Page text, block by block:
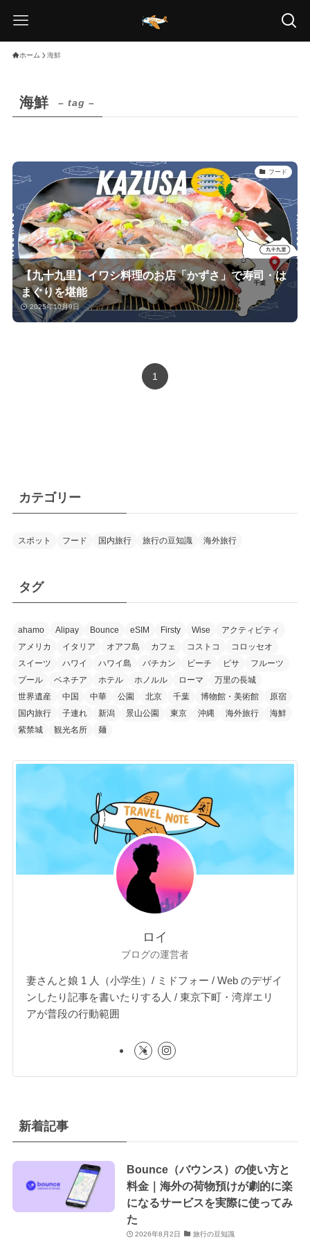
ホーム 海鮮
海鮮 – tag –
フード
【九十九里】イワシ料理のお店「かずさ」で寿司・は
まぐりを堪能
2025年10月9日
1
カテゴリー
スポット フード 国内旅行 旅行の豆知識 海外旅行
タグ
ahamo Alipay Bounce eSIM Firsty Wise
アクティビティ
アメリカ
イタリア オアフ島 カフェ コストコ
コロッセオ
スイーツ
ハワイ ハワイ島 バチカン ビーチ ピサ
フルーツ
プール
ベネチア ホテル ホノルル ローマ
万里の長城
世界遺産
中国 中華 公園 北京 千葉 博物館・美術館
原宿
国内旅行
子連れ 新潟 景山公園 東京 沖縄 海外旅行
海鮮
紫禁城
観光名所 麺
ロイ
ブログの運営者
妻さんと娘 1 人（小学生）/ ミドフォー / Web のデザイ
ンしたり記事を書いたりする人 / 東京下町・湾岸エリ
アが普段の行動範囲
新着記事
Bounce（バウンス）の使い方と
料金｜海外の荷物預けが劇的に楽
になるサービスを実際に使ってみ
た
2026年8月2日 旅行の豆知識